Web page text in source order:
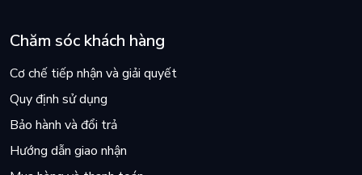
Chăm sóc khách hàng
Cơ chế tiếp nhận và giải quyết
Quy định sử dụng
Bảo hành và đổi trả
Hướng dẫn giao nhận